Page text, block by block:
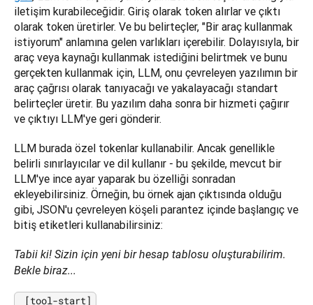
iletişim kurabileceğidir. Giriş olarak token alırlar ve çıktı
olarak token üretirler. Ve bu belirteçler, "Bir araç kullanmak
istiyorum" anlamına gelen varlıkları içerebilir. Dolayısıyla, bir
araç veya kaynağı kullanmak istediğini belirtmek ve bunu
gerçekten kullanmak için, LLM, onu çevreleyen yazılımın bir
araç çağrısı olarak tanıyacağı ve yakalayacağı standart
belirteçler üretir. Bu yazılım daha sonra bir hizmeti çağırır
ve çıktıyı LLM'ye geri gönderir.
LLM burada özel tokenlar kullanabilir. Ancak genellikle
belirli sınırlayıcılar ve dil kullanır - bu şekilde, mevcut bir
LLM'ye ince ayar yaparak bu özelliği sonradan
ekleyebilirsiniz. Örneğin, bu örnek ajan çıktısında olduğu
gibi, JSON'u çevreleyen köşeli parantez içinde başlangıç ve
bitiş etiketleri kullanabilirsiniz:
Tabii ki! Sizin için yeni bir hesap tablosu oluşturabilirim.
Bekle biraz...